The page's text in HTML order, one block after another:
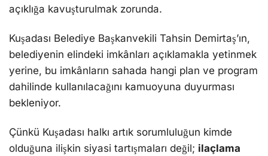
açıklığa kavuşturulmak zorunda.
Kuşadası Belediye Başkanvekili Tahsin Demirtaş’ın,
belediyenin elindeki imkânları açıklamakla yetinmek
yerine, bu imkânların sahada hangi plan ve program
dahilinde kullanılacağını kamuoyuna duyurması
bekleniyor.
Çünkü Kuşadası halkı artık sorumluluğun kimde
olduğuna ilişkin siyasi tartışmaları değil; ilaçlama